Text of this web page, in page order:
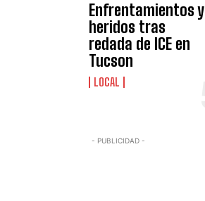
Enfrentamientos y
heridos tras
redada de ICE en
Tucson
LOCAL
- PUBLICIDAD -